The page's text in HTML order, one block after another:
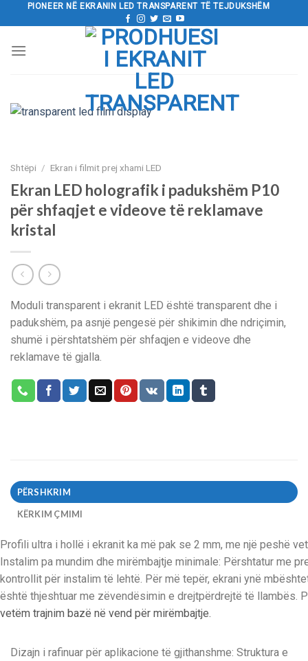
tek
PIONEER NË EKRANIN LED TRANSPARENT TË TEJDUKSHËM
Shtëpi / Ekran i filmit prej xhami LED
Ekran LED holografik i padukshëm P10
për shfaqjet e videove të reklamave
kristal
Moduli transparent i ekranit LED është transparent dhe i
padukshëm, pa asnjë pengesë për shikimin dhe ndriçimin,
shumë i përshtatshëm për shfaqjen e videove dhe
reklamave të gjalla.
PËRSHKRIM
KËRKIM ÇMIMI
Profili ultra i hollë i ekranit ka më pak se 2 mm, me një peshë
Instalim pa mundim dhe mirëmbajtje minimale: Përshtatur me
kontrollit për instalim të lehtë. Për më tepër, ekrani ynë
është thjeshtuar me zëvendësimin e drejtpërdrejtë të llambës.
vetëm trajnim bazë në vend për mirëmbajtje.
Dizajn i rafinuar për aplikacione të gjithanshme: Struktura e